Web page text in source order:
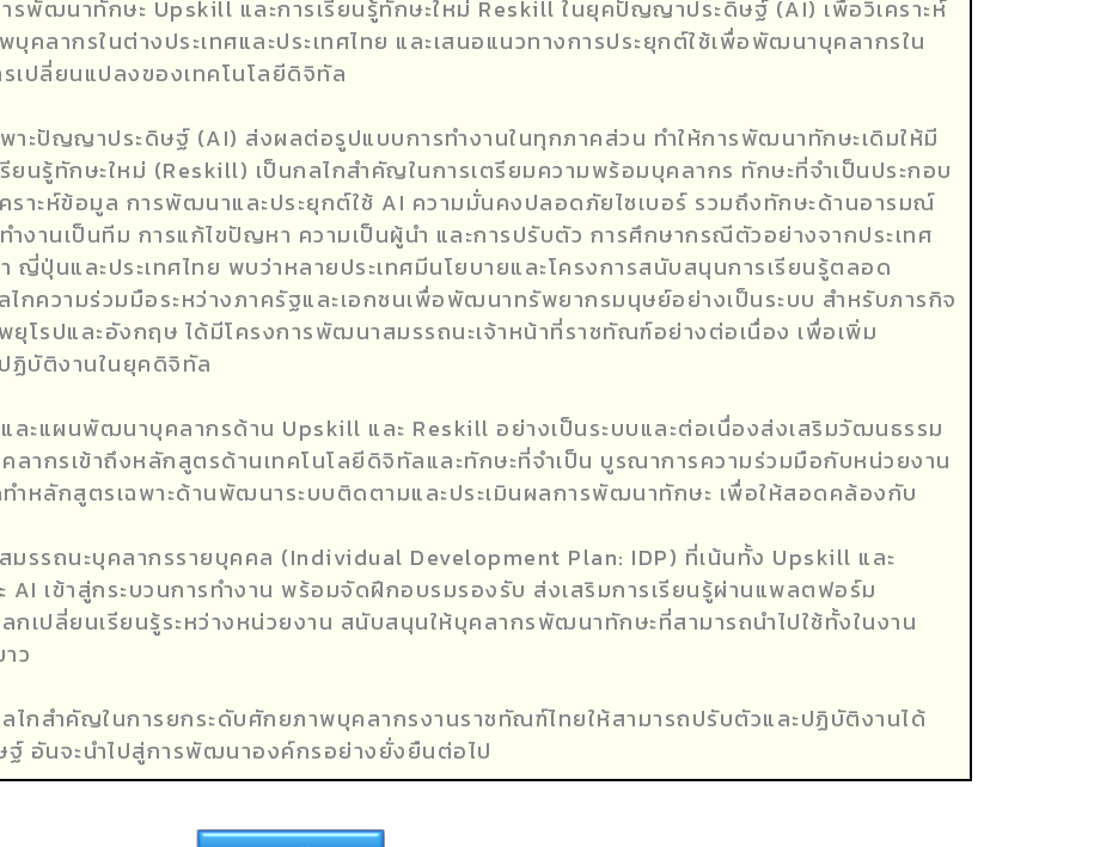
พัฒนาทักษะ Upskill และการเรียนรู้ทักษะใหม่ Reskill ในยุคปัญญาประดิษฐ์ (AI) เพื่อวิเคราะห์
ลากรในต่างประเทศและประเทศไทย และเสนอแนวทางการประยุกต์ใช้เพื่อพัฒนาบุคลากรใน
ปลี่ยนแปลงของเทคโนโลยีดิจิทัล
าะปัญญาประดิษฐ์ (AI) ส่งผลต่อรูปแบบการทำงานในทุกภาคส่วน ทำให้การพัฒนาทักษะเดิมให้มี
นรู้ทักษะใหม่ (Reskill) เป็นกลไกสำคัญในการเตรียมความพร้อมบุคลากร ทักษะที่จำเป็นประกอบ
ราะห์ข้อมูล การพัฒนาและประยุกต์ใช้ AI ความมั่นคงปลอดภัยไซเบอร์ รวมถึงทักษะด้านอารมณ์
งานเป็นทีม การแก้ไขปัญหา ความเป็นผู้นำ และการปรับตัว การศึกษากรณีตัวอย่างจากประเทศ
ญี่ปุ่นและประเทศไทย พบว่าหลายประเทศมีนโยบายและโครงการสนับสนุนการเรียนรู้ตลอด
กความร่วมมือระหว่างภาครัฐและเอกชนเพื่อพัฒนาทรัพยากรมนุษย์อย่างเป็นระบบ สำหรับภารกิจ
ยุโรปและอังกฤษ ได้มีโครงการพัฒนาสมรรถนะเจ้าหน้าที่ราชทัณฑ์อย่างต่อเนื่อง เพื่อเพิ่ม
ฏิบัติงานในยุคดิจิทัล
ะแผนพัฒนาบุคลากรด้าน Upskill และ Reskill อย่างเป็นระบบและต่อเนื่องส่งเสริมวัฒนธรรม
ากรเข้าถึงหลักสูตรด้านเทคโนโลยีดิจิทัลและทักษะที่จำเป็น บูรณาการความร่วมมือกับหน่วยงาน
ำหลักสูตรเฉพาะด้านพัฒนาระบบติดตามและประเมินผลการพัฒนาทักษะ เพื่อให้สอดคล้องกับ
รรถนะบุคลากรรายบุคคล (Individual Development Plan: IDP) ที่เน้นทั้ง Upskill และ
เข้าสู่กระบวนการทำงาน พร้อมจัดฝึกอบรมรองรับ ส่งเสริมการเรียนรู้ผ่านแพลตฟอร์ม
กเปลี่ยนเรียนรู้ระหว่างหน่วยงาน สนับสนุนให้บุคลากรพัฒนาทักษะที่สามารถนำไปใช้ทั้งในงาน
ว
กสำคัญในการยกระดับศักยภาพบุคลากรงานราชทัณฑ์ไทยให้สามารถปรับตัวและปฏิบัติงานได้
อันจะนำไปสู่การพัฒนาองค์กรอย่างยั่งยืนต่อไป